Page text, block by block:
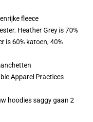
fleece
Heather Grey is 70%
is 60% katoen, 40%
Apparel Practices
hoodies saggy gaan 2